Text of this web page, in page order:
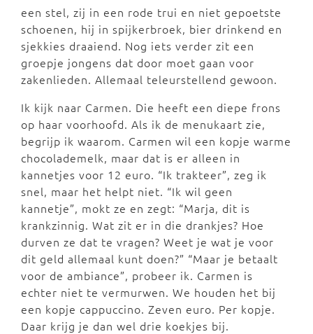
een stel, zij in een rode trui en niet gepoetste
schoenen, hij in spijkerbroek, bier drinkend en
sjekkies draaiend. Nog iets verder zit een
groepje jongens dat door moet gaan voor
zakenlieden. Allemaal teleurstellend gewoon.
Ik kijk naar Carmen. Die heeft een diepe frons
op haar voorhoofd. Als ik de menukaart zie,
begrijp ik waarom. Carmen wil een kopje warme
chocolademelk, maar dat is er alleen in
kannetjes voor 12 euro. “Ik trakteer”, zeg ik
snel, maar het helpt niet. “Ik wil geen
kannetje”, mokt ze en zegt: “Marja, dit is
krankzinnig. Wat zit er in die drankjes? Hoe
durven ze dat te vragen? Weet je wat je voor
dit geld allemaal kunt doen?” “Maar je betaalt
voor de ambiance”, probeer ik. Carmen is
echter niet te vermurwen. We houden het bij
een kopje cappuccino. Zeven euro. Per kopje.
Daar krijg je dan wel drie koekjes bij.